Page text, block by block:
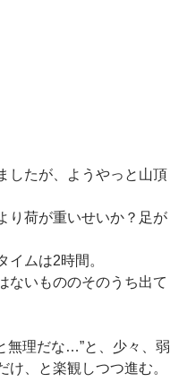
したが、ようやっと山頂
り荷が重いせいか？足が
イムは2時間。
ないもののそのうち出て
無理だな…”と、少々、弱
、と楽観しつつ進む。